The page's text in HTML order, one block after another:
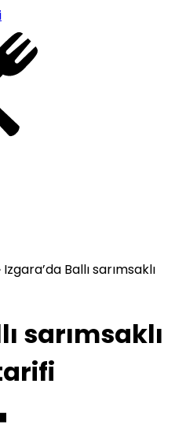
Izgara’da Ballı sarımsaklı
sarımsaklı